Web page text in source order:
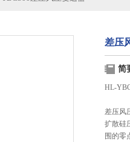
差压
简
HL-
差压风
扩散硅
围的零